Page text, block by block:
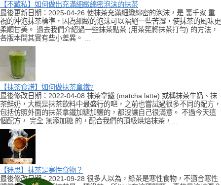
【不藏私】如何做出充滿細緻綿密泡沫的抹茶
最後更新日期：2025-04-26 使抹茶充滿細緻綿密的泡沫，是 裏千家 重
視的沖泡抹茶標準，因為細緻的泡沫可以隔絕一些苦澀，使抹茶的風味更
柔順甘美。 過去我們介紹過一些抹茶點茶 (用茶筅將抹茶打勻) 的方法，
各版本間其實有些小差異。 ...
【抹茶食譜】如何做抹茶拿鐵?
最後修改日期：2022-04-08 抹茶拿鐵 (matcha latte) 或稱抹茶牛奶、抹
茶鮮奶，大概是抹茶飲料中最盛行的吧，之前也嘗試過很多不同的配方，
包括仿照外面的抹茶拿鐵加糖加鹽的，都沒讓自己很滿意。 不過今天這
個配方， 完全 無添加糖 的，配合我們的頂級烘焙抹茶，...
【迷思】抹茶是寒性食物？
最後修改日期：2021-09-28 很多人以為，綠茶是寒性食物，不適合寒性